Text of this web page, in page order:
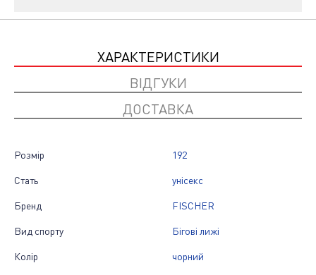
ХАРАКТЕРИСТИКИ
ВІДГУКИ
ДОСТАВКА
Розмір 192
Стать унісекс
Бренд FISCHER
Вид спорту Бігові лижі
Колір чорний